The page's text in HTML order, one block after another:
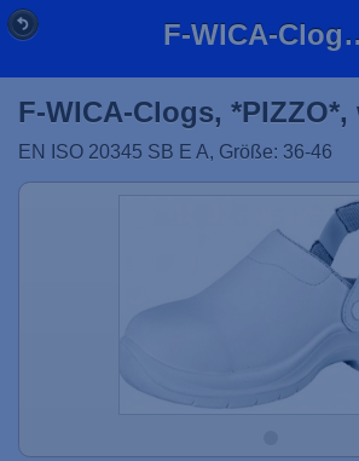
F-WICA-
F-WICA-Clogs, *PIZZO*,
EN ISO 20345 SB E A, Größe: 36-46